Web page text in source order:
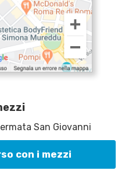
San Giovanni
con i mezzi